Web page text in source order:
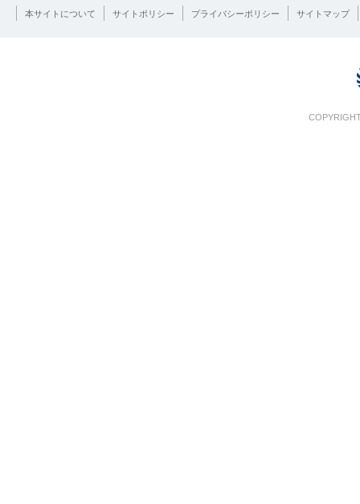
本サイトについて サイトポリシー プライバシーポリシー サイトマップ